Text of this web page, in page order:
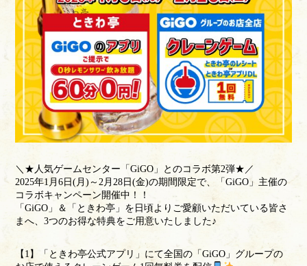
＼★人気ゲームセンター「GiGO」とのコラボ第2弾★／
2025年1月6日(月)～2月28日(金)の期間限定で、「GiGO」主催の
コラボキャンペーン開催中！！
「GiGO」＆「ときわ亭」を日頃よりご愛顧いただいている皆さ
まへ、3つのお得な特典をご用意いたしました♪
【1】「ときわ亭公式アプリ」にて全国の「GiGO」グループの